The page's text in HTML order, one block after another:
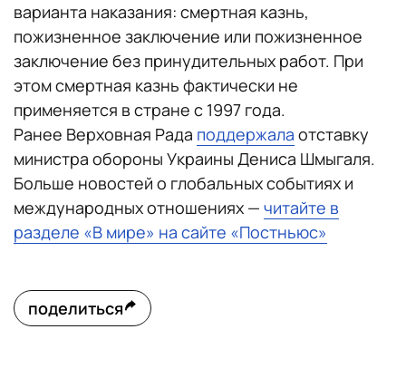
варианта наказания: смертная казнь,
пожизненное заключение или пожизненное
заключение без принудительных работ. При
этом смертная казнь фактически не
применяется в стране с 1997 года.
Ранее Верховная Рада поддержала отставку
министра обороны Украины Дениса Шмыгаля.
Больше новостей о глобальных событиях и
международных отношениях — читайте в
разделе «В мире» на сайте «Постньюс»
поделиться